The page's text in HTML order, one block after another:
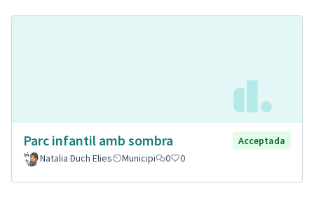
Parc infantil amb sombra
Acceptada
Natalia Duch Elies
Municipi 0 0